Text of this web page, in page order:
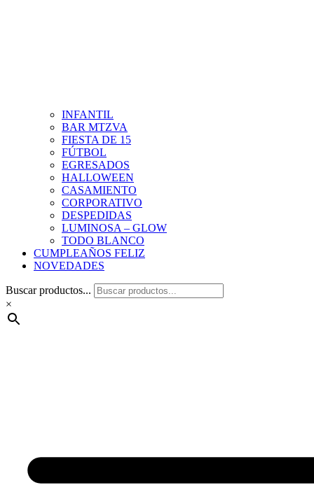
INFANTIL
BAR MTZVA
FIESTA DE 15
FÚTBOL
EGRESADOS
HALLOWEEN
CASAMIENTO
CORPORATIVO
DESPEDIDAS
LUMINOSA – GLOW
TODO BLANCO
CUMPLEAÑOS FELIZ
NOVEDADES
Buscar productos...
×